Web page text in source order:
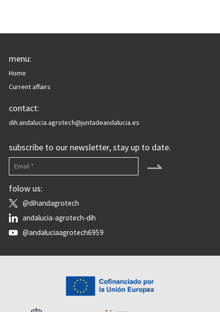
menu:
Home
Current affairs
contact:
dih.andalucia.agrotech@juntadeandalucia.es
subscribe to our newsletter, stay up to date.
⇀
folow us:
@dihandagrotech
andalucia-agrotech-dih
@andaluciaagrotech6959